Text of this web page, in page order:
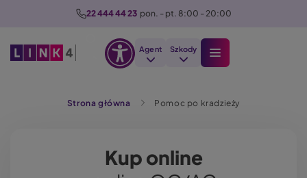
22 444 44 23 pon. - pt. 8:00 - 20:00
Agent Szkody
Strona główna Pomoc po kradzieży
Kup online